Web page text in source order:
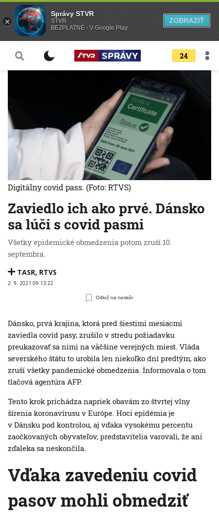
24
Zaviedlo ich ako prvé. Dánsko
sa lúči s covid pasmi
Všetky epidemické obmedzenia potom zruší 10.
septembra.
TASR, RTVS
2. 9. 2021 09:13:22
Odlož na neskôr
Digitálny covid pass. (Foto: RTVS)
Dánsko, prvá krajina, ktorá pred šiestimi mesiacmi
zaviedla covid pasy, zrušilo v stredu požiadavku
preukazovať sa nimi na väčšine verejných miest. Vláda
severského štátu to urobila len niekoľko dní predtým, ako
zruší všetky pandemické obmedzenia. Informovala o tom
tlačová agentúra AFP.
Tento krok prichádza napriek obavám zo štvrtej vlny
šírenia koronavírusu v Európe. Hoci epidémia je
v Dánsku pod kontrolou, aj vďaka vysokému percentu
zaočkovaných obyvateľov, predstavitelia varovali, že ani
zďaleka sa neskončila.
Vďaka zavedeniu covid
pasov mohli obmedziť
Správy STVR
STVR
BEZPLATNÉ - V Google Play
ZOBRAZIŤ